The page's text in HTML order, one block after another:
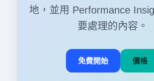
地，並用 Performance
要處理的內容。
免費開始 價格